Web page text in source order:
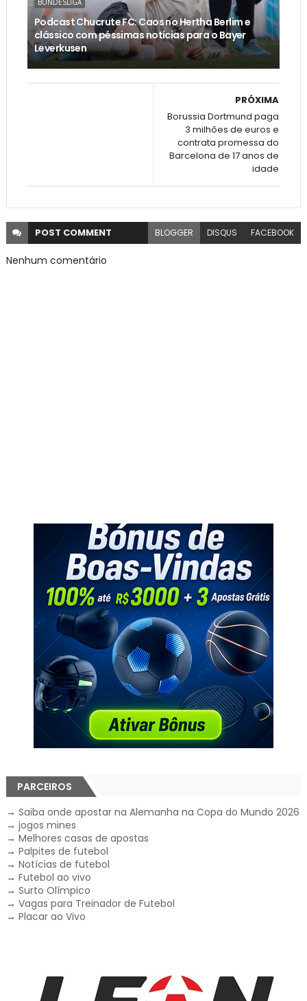
Podcast Chucrute FC: Caos no Hertha Berlim e
clássico com péssimas notícias para o Bayer
Leverkusen
PRÓXIMA
Borussia Dortmund paga
3 milhões de euros e
contrata promessa do
Barcelona de 17 anos de
idade
POST COMMENT BLOGGER DISQUS FACEBOOK
Nenhum comentário
PARCEIROS
→ Saiba onde apostar na Alemanha na Copa do Mundo 2026
→ jogos mines
→ Melhores casas de apostas
→ Palpites de futebol
→ Notícias de futebol
→ Futebol ao vivo
→ Surto Olímpico
→ Vagas para Treinador de Futebol
→ Placar ao Vivo